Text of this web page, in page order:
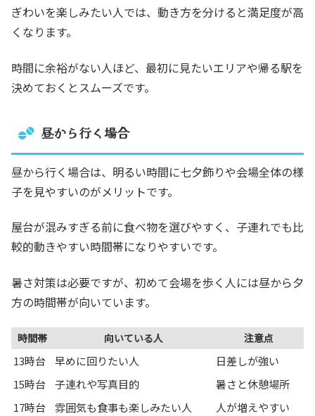
ぎわいを楽しみたい人では、動き方を分けると満足度が高
くなります。
時間に余裕がない人ほど、最初に見たいエリアや帰る駅を
決めておくとスムーズです。
昼から行く場合
昼から行く場合は、明るい時間に七夕飾りや会場全体の様
子を見やすいのがメリットです。
屋台が混みすぎる前に食べ物を選びやすく、子連れでも比
較的動きやすい時間帯になりやすいです。
暑さ対策は必要ですが、初めて会場を歩く人には昼から夕
方の時間帯が向いています。
時間帯 向いている人 注意点
13時台 早めに回りたい人
日差しが強い
15時台
子連れや写真目的
暑さと休憩場所
17時台
雰囲気も食事も楽しみたい人
人が増えやすい